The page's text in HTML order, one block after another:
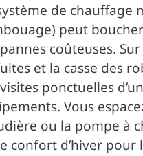
de chauffage
peut
coûteuses.
et la casse des
ponctuelles
Vous
ou la pompe à
confort d’hiver pour